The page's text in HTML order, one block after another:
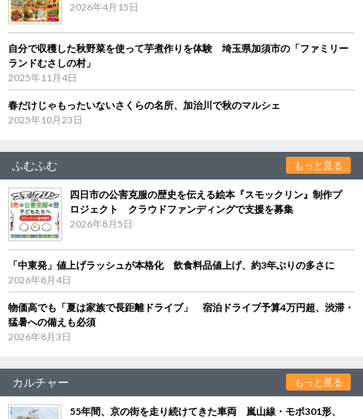
2026年4月15日
自分で収穫した秋野菜を使って芋煮作りを体験 埼玉県加須市の「ファミリー
ランドむさしの村」
2025年11月4日
春だけじゃもったいないさくらの名所、加治川で秋のマルシェ
2025年10月23日
ふむふむ もっと見る
四日市の公害克服の歴史を伝える絵本『スモックリン』制作プ
ロジェクト クラウドファンディングで支援を募集
2026年8月5日
「中東発」値上げラッシュが本格化 飲食料品値上げ、約3年ぶりの多さに
2026年8月4日
物価高でも「夏は家族で長距離ドライブ」 宿泊ドライブ予算4万円超、渋滞・
猛暑への備えも必須
2026年8月3日
カルチャー もっと見る
55年間、京の街を走り続けてきた車両 嵐山線・モボ301形、